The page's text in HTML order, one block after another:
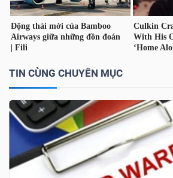
TIN CÙNG CHUYÊN MỤC
CÁ
NHÂN
PHÂN
TÍCH
VIETSTOCKFINANCE